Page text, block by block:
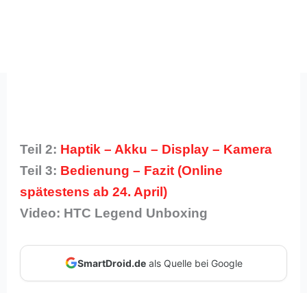
Teil 2: Haptik – Akku – Display – Kamera
Teil 3: Bedienung – Fazit (Online
spätestens ab 24. April)
Video: HTC Legend Unboxing
SmartDroid.deals Quelle bei Google